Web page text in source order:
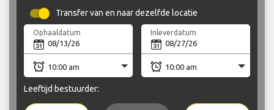
Transfer van en naar dezelfde locatie
Ophaaldatum Inleverdatum
Leeftijd bestuurder: